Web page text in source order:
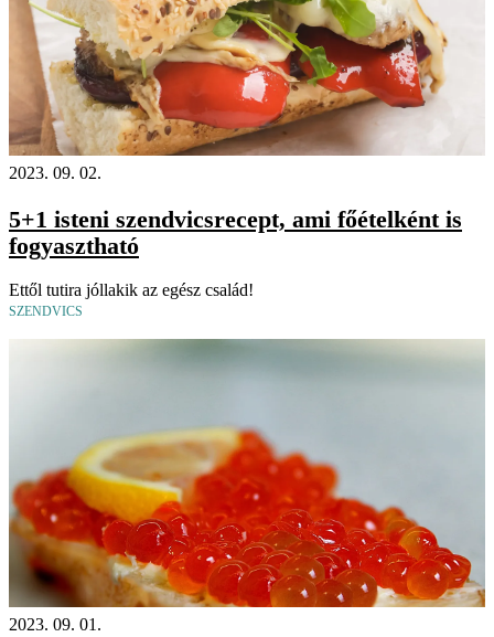
2023. 09. 02.
5+1 isteni szendvicsrecept, ami főételként is
fogyasztható
Ettől tutira jóllakik az egész család!
SZENDVICS
2023. 09. 01.